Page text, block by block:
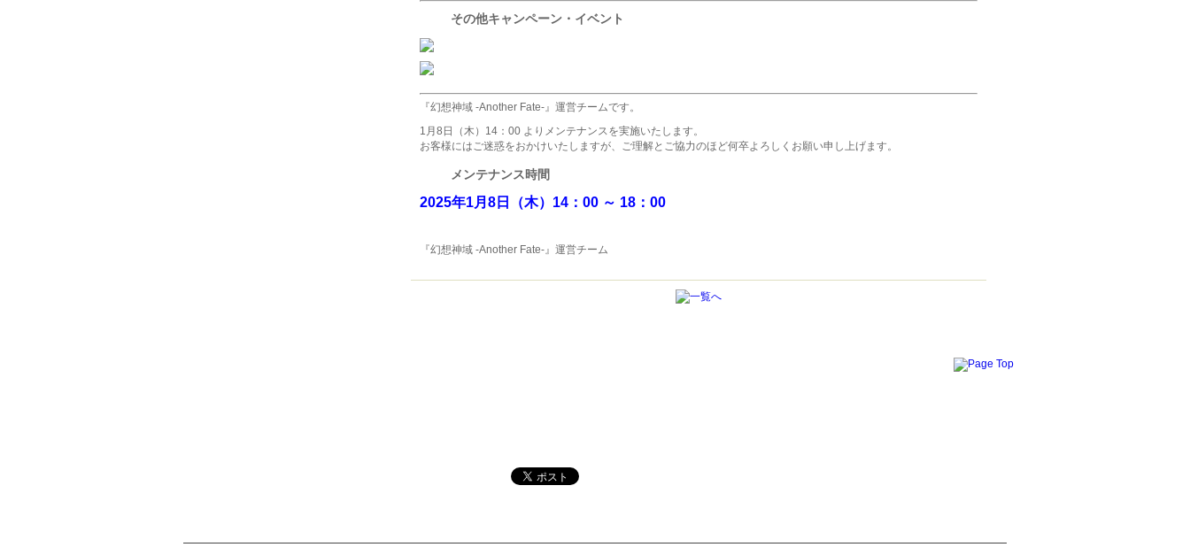
その他キャンペーン・イベント
『幻想神域 -Another Fate-』運営チームです。
1月8日（木）14：00 よりメンテナンスを実施いたします。
お客様にはご迷惑をおかけいたしますが、ご理解とご協力のほど何卒よろしくお願い申し上げます。
メンテナンス時間
2025年1月8日（木） 14：00 ～ 18：00
『幻想神域 -Another Fate-』運営チーム